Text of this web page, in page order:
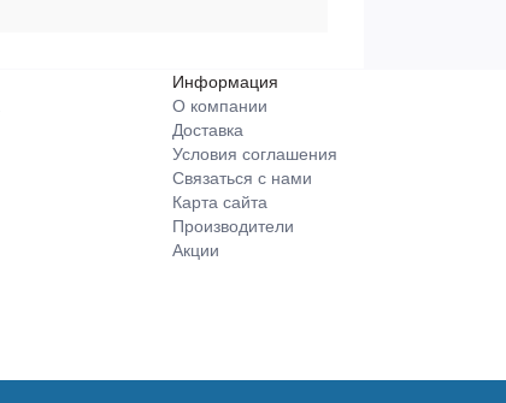
Информация
О компании
Доставка
Условия соглашения
Связаться с нами
Карта сайта
Производители
Акции